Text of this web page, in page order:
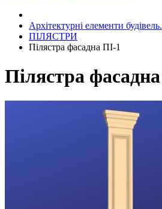
Архітектурні елементи будівель.
ПІЛЯСТРИ
Пілястра фасадна ПІ-1
Пілястра